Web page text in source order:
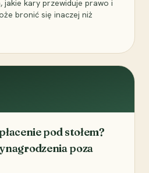
jakie kary przewiduje prawo i
bronić się inaczej niż
pod stołem?
poza